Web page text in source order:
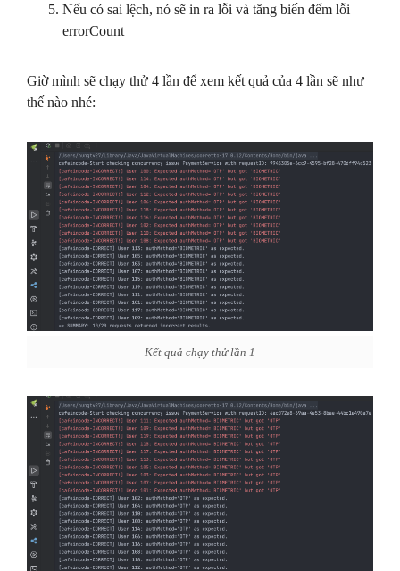
Nếu có sai lệch, nó sẽ in ra lỗi và tăng biến đếm lỗi
errorCount
Giờ mình sẽ chạy thử 4 lần để xem kết quả của 4 lần sẽ như
thế nào nhé:
Kết quả chạy thử lần 1